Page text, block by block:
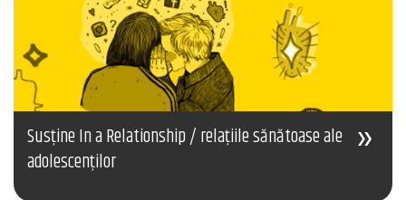
Susține In a Relationship / relațiile sănătoase ale
adolescenților